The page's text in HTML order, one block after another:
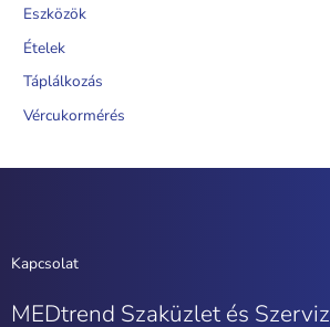
Eszközök
Ételek
Táplálkozás
Vércukormérés
Kapcsolat
MEDtrend Szaküzlet és Szerviz